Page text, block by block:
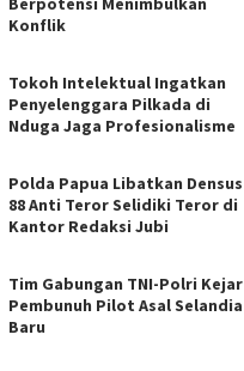
Konflik
Tokoh Intelektual Ingatkan
Penyelenggara Pilkada di
Nduga Jaga Profesionalisme
Polda Papua Libatkan Densus
88 Anti Teror Selidiki Teror di
Kantor Redaksi Jubi
Tim Gabungan TNI-Polri Kejar
Pembunuh Pilot Asal Selandia
Baru